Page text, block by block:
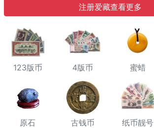
注册爱藏查看更多
123版币 4版币 蜜蜡
原石 古钱币 纸币靓号